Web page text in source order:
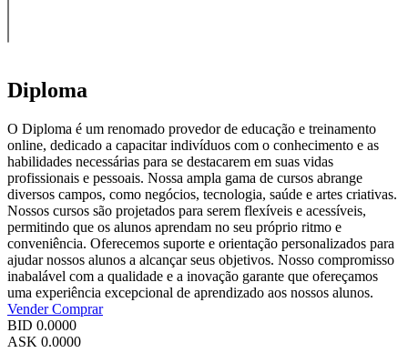
Diploma
O Diploma é um renomado provedor de educação e treinamento
online, dedicado a capacitar indivíduos com o conhecimento e as
habilidades necessárias para se destacarem em suas vidas
profissionais e pessoais. Nossa ampla gama de cursos abrange
diversos campos, como negócios, tecnologia, saúde e artes criativas.
Nossos cursos são projetados para serem flexíveis e acessíveis,
permitindo que os alunos aprendam no seu próprio ritmo e
conveniência. Oferecemos suporte e orientação personalizados para
ajudar nossos alunos a alcançar seus objetivos. Nosso compromisso
inabalável com a qualidade e a inovação garante que ofereçamos
uma experiência excepcional de aprendizado aos nossos alunos.
VenderComprar
BID 0.0000
ASK 0.0000